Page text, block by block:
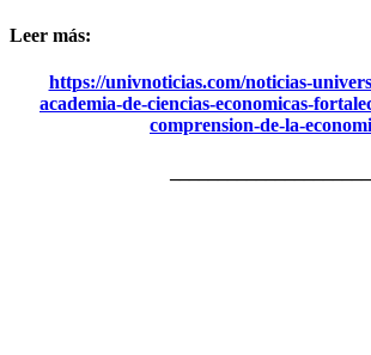
Leer más:
https://univnoticias.com/noticias-
academia-de-ciencias-economicas-
comprension-de-la-